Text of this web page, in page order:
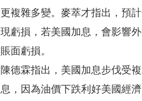
更複雜多變。麥萃才指出，預
現虧損，若美國加息，會影響
賬面虧損。
陳德霖指出，美國加息步伐受
息，因為油價下跌利好美國經